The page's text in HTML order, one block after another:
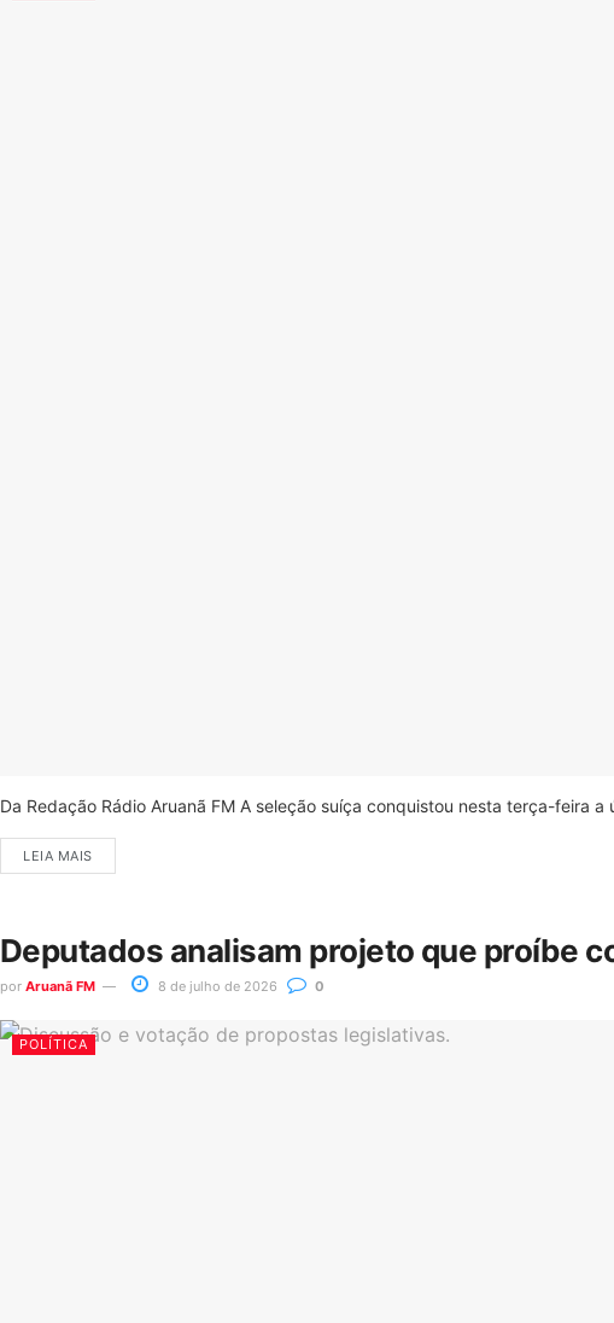
Da Redação Rádio Aruanã FM A seleção suíça conquistou nesta terça-feira
LEIA MAIS
Deputados analisam projeto que proíbe
por Aruanã FM 8 de julho de 2026 0
POLÍTICA